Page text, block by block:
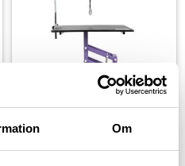
Om
Elektriskt 90 cm -